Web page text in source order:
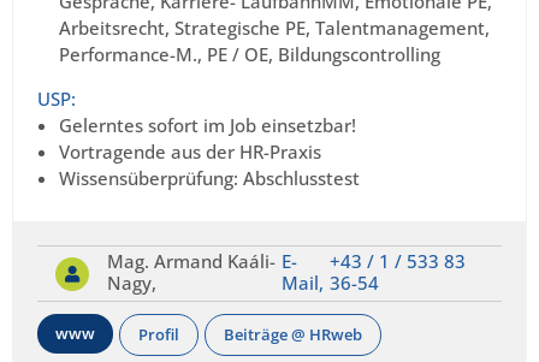
Arbeitsrecht, Strategische PE, Talentmanagement,
Performance-M., PE / OE, Bildungscontrolling
USP:
Gelerntes sofort im Job einsetzbar!
Vortragende aus der HR-Praxis
Wissensüberprüfung: Abschlusstest
Mag. Armand Kaáli-
Nagy,
E-
Mail,
+43 / 1 / 533 83
36-54
www Profil Beiträge @ HRweb